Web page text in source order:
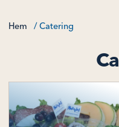
Hem / Catering